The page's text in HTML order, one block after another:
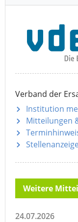
Verband der
Institution
Mitteilungen
Weitere
24.07.2026